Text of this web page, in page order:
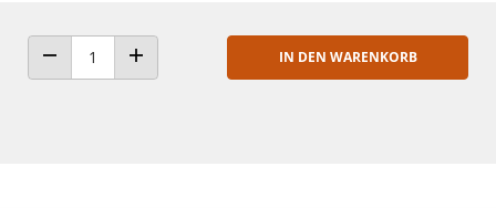
ANZAHL VERRINGERNANZAHL ERHÖHEN
IN DEN WARENKORB